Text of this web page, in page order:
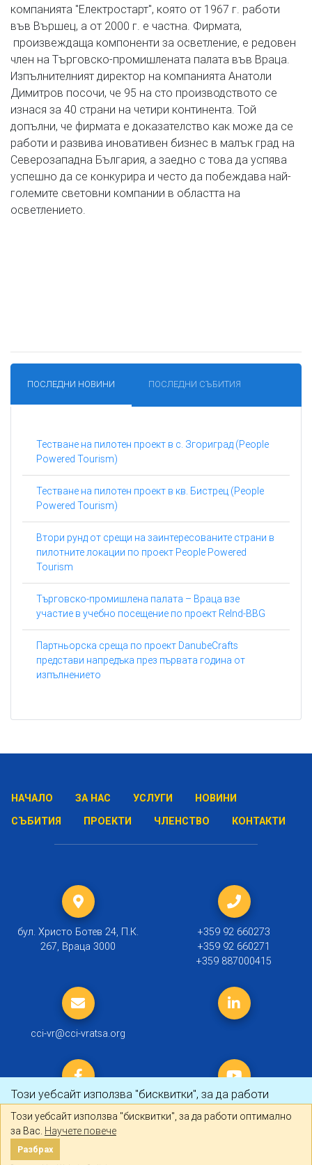
Този уебсайт използва "бисквитки", за да работи
оптимално за Вас.Научете повече
Разбрах
Този уебсайт използва "бисквитки", за да работи оптимално
за Вас. Научете повече
Разбрах
компанията "Електростарт", която от 1967 г. работи
във Вършец, а от 2000 г. е частна. Фирмата,
произвеждаща компоненти за осветление, е редовен
член на Търговско-промишлената палата във Враца.
Изпълнителният директор на компанията Анатоли
Димитров посочи, че 95 на сто производството се
изнася за 40 страни на четири континента. Той
допълни, че фирмата е доказателство как може да се
работи и развива иновативен бизнес в малък град на
Северозападна България, а заедно с това да успява
успешно да се конкурира и често да побеждава най-
големите световни компании в областта на
осветлението.
ПОСЛЕДНИ НОВИНИ ПОСЛЕДНИ СЪБИТИЯ
Тестване на пилотен проект в с. Згориград (People
Powered Tourism)
Тестване на пилотен проект в кв. Бистрец (People
Powered Tourism)
Втори рунд от срещи на заинтересованите страни в
пилотните локации по проект People Powered
Tourism
Търговско-промишлена палата – Враца взе
участие в учебно посещение по проект ReInd-BBG
Партньорска среща по проект DanubeCrafts
представи напредъка през първата година от
изпълнението
НАЧАЛО ЗА НАС УСЛУГИ
НОВИНИ
СЪБИТИЯ
ПРОЕКТИ ЧЛЕНСТВО КОНТАКТИ
бул. Христо Ботев 24, П.К.
267, Враца 3000
+359 92 660273
+359 92 660271
+359 887000415
cci-vr@cci-vratsa.org
© 2019 ТПП Враца |Политика за личните данни